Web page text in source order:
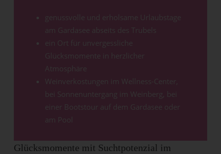
genussvolle und erholsame Urlaubstage
am Gardasee abseits des Trubels
ein Ort für unvergessliche
Glücksmomente in herzlicher
Atmosphäre
Weinverkostungen im Wellness-Center,
bei Sonnenuntergang im Weinberg, bei
einer Bootstour auf dem Gardasee oder
am Pool
Glücksmomente mit Suchtpotenzial im